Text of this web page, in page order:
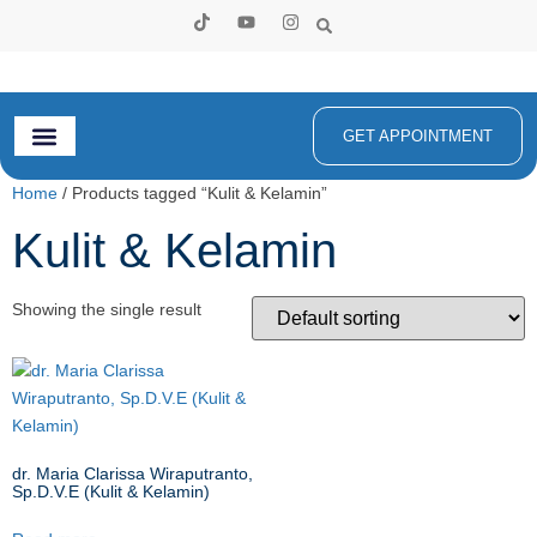
GET APPOINTMENT
Home / Products tagged “Kulit & Kelamin”
Kulit & Kelamin
Showing the single result
dr. Maria Clarissa Wiraputranto,
Sp.D.V.E (Kulit & Kelamin)